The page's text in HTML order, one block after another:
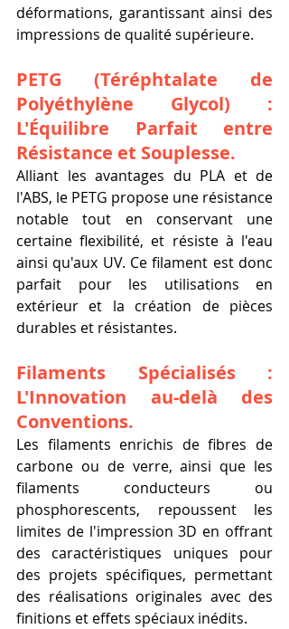
déformations, garantissant ainsi des
impressions de qualité supérieure.
PETG (Téréphtalate de
Polyéthylène Glycol) :
L'Équilibre Parfait entre
Résistance et Souplesse.
Alliant les avantages du PLA et de
l'ABS, le PETG propose une résistance
notable tout en conservant une
certaine flexibilité, et résiste à l'eau
ainsi qu'aux UV. Ce filament est donc
parfait pour les utilisations en
extérieur et la création de pièces
durables et résistantes.
Filaments Spécialisés :
L'Innovation au-delà des
Conventions.
Les filaments enrichis de fibres de
carbone ou de verre, ainsi que les
filaments conducteurs ou
phosphorescents, repoussent les
limites de l'impression 3D en offrant
des caractéristiques uniques pour
des projets spécifiques, permettant
des réalisations originales avec des
finitions et effets spéciaux inédits.